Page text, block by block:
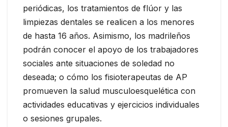
periódicas, los tratamientos de flúor y las
limpiezas dentales se realicen a los menores
de hasta 16 años. Asimismo, los madrileños
podrán conocer el apoyo de los trabajadores
sociales ante situaciones de soledad no
deseada; o cómo los fisioterapeutas de AP
promueven la salud musculoesquelética con
actividades educativas y ejercicios individuales
o sesiones grupales.